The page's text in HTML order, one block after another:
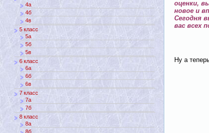
оценки,
новое и
Сегодня
вас всех
Ну а
4а
4б
4в
5 класс
5а
5б
5в
6 класс
6а
6б
6в
7 класс
7а
7б
8 класс
8а
8б